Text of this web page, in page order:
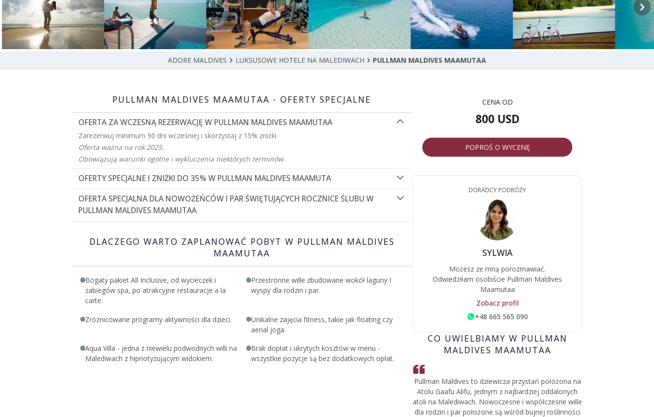
ADORE MALDIVES LUKSUSOWE HOTELE NA MALEDIWACH PULLMAN MALDIVES MAAMUTAA
PULLMAN MALDIVES MAAMUTAA - OFERTY SPECJALNE
OFERTA ZA WCZESNĄ REZERWACJĘ W PULLMAN MALDIVES MAAMUTAA
Zarezerwuj minimum 90 dni wcześniej i skorzystaj z 15% zniżki
Oferta ważna na rok 2025.
Obowiązują warunki ogólne i wykluczenia niektórych terminów.
OFERTY SPECJALNE I ZNIŻKI DO 35% W PULLMAN MALDIVES MAAMUTA
Zarezerwuj swój pobyt w Pullman Maldives Maamuta i ciesz się:
30% zniżką na zakwaterowanie + darmowym transferem dla 2 osób (dotyczy
pobytów od teraz do 23 kwietnia 2025)
24 kwietnia do 30 września 2025)
35% zniżką na zakwaterowanie i na transfer (dotyczy pobytów od 1 października
OFERTA SPECJALNA DLA NOWOŻEŃCÓW I PAR ŚWIĘTUJĄCYCH ROCZNICE ŚLUBU W
PULLMAN MALDIVES MAAMUTAA
Zarezerwuj pobyt i ciesz się:
Bezpłatną butelką wina musującego w willi w dniu przyjazdu
15% zniżką na sesję zdjęciową podczas pobytu
1 prywatnym śniadaniem, podanym do willi, raz na pobyt
Obowiązują warunki ogólne.
DLACZEGO WARTO ZAPLANOWAĆ POBYT W PULLMAN MALDIVES
MAAMUTAA
Bogaty pakiet All Inclusive, od wycieczek i
zabiegów spa, po atrakcyjne restauracje a la
carte.
Przestronne wille zbudowane wokół laguny I
wyspy dla rodzin i par.
Zróżnicowane programy aktywności dla dzieci.
Unikalne zajęcia fitness, takie jak floating czy
aerial joga.
Aqua Villa - jedna z niewielu podwodnych willi na
Malediwach z hipnotyzującym widokiem.
Brak dopłat i ukrytych kosztów w menu -
wszystkie pozycje są bez dodatkowych opłat.
CENA OD
800 USD
POPROŚ O WYCENĘ
DORADCY PODRÓŻY
SYLWIA
Możesz ze mną porozmawiać.
Odwiedziłam osobiście Pullman Maldives
Maamutaa
Zobacz profil
+48 665 565 090
CO UWIELBIAMY W PULLMAN
MALDIVES MAAMUTAA
Pullman Maldives to dziewicza przystań położona na
Atolu Gaafu Alifu, jednym z najbardziej oddalonych
atoli na Malediwach. Nowoczesne i współczesne wille
dla rodzin i par położone są wśród bujnej roślinności